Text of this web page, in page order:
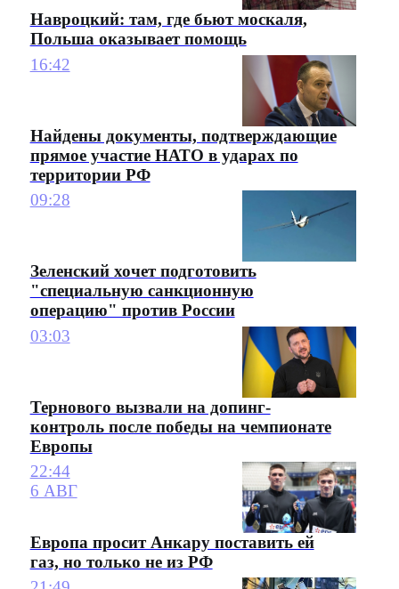
Навроцкий: там, где бьют москаля,
Польша оказывает помощь
16:42
Найдены документы, подтверждающие
прямое участие НАТО в ударах по
территории РФ
09:28
Зеленский хочет подготовить
"специальную санкционную
операцию" против России
03:03
Тернового вызвали на допинг-
контроль после победы на чемпионате
Европы
22:44
6 АВГ
Европа просит Анкару поставить ей
газ, но только не из РФ